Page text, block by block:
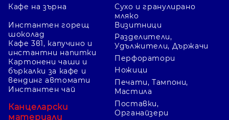
Кафе на зърна
Сухо и гранулирано
мляко
Инстантен горещ
шоколад
Кафе 3в1, капучино и
инстантни напитки
Картонени чаши и
бъркалки за кафе и
вендинг автомати
Инстантен чай
Канцеларски
материали
Визитници
Разделители,
Удължители, Държачи
Перфоратори
Ножици
Печати, Тампони,
Мастила
Поставки,
Органайзери